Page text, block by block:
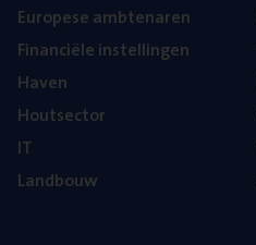
Euro­pe­se ambtenaren
Finan­ci­ë­le instellingen
Haven
Hout­sec­tor
IT
Land­bouw